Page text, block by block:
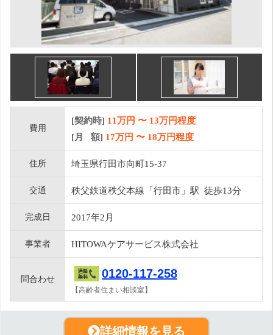
費用
[契約時] 11万円 〜 13万円程度
[月 額] 17万円 〜 18万円程度
住所 埼玉県行田市向町15-37
交通 秩父鉄道秩父本線「行田市」駅 徒歩13分
完成日 2017年2月
事業者 HITOWAケアサービス株式会社
問合わせ 0120-117-258
【高齢者住まい相談室】
詳細情報を見る